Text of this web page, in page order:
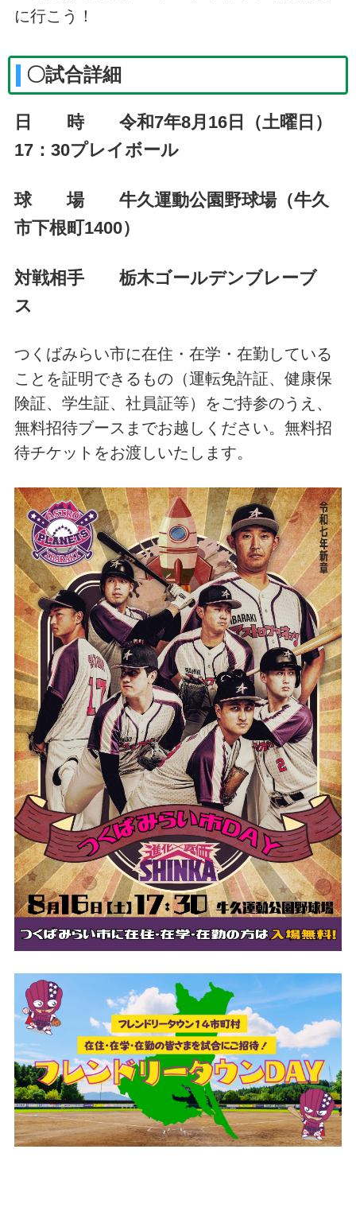
に行こう！
〇試合詳細
日 時 令和7年8月16日（土曜日）
17：30プレイボール
球 場 牛久運動公園野球場（牛久
市下根町1400）
対戦相手 栃木ゴールデンブレーブ
ス
つくばみらい市に在住・在学・在勤している
ことを証明できるもの（運転免許証、健康保
険証、学生証、社員証等）をご持参のうえ、
無料招待ブースまでお越しください。無料招
待チケットをお渡しいたします。